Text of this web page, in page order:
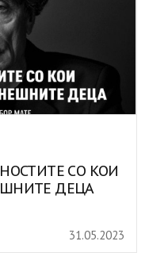
СО КОИ
ДЕЦА
31.05.2023